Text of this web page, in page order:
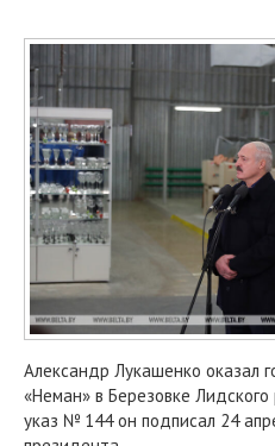
Александр Лукашенко оказал
«Неман» в Березовке
указ № 144 он подписал 24